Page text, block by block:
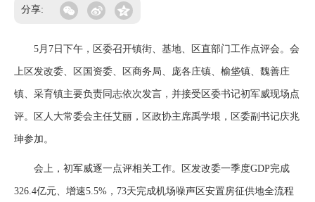
分享:
5月7日下午，区委召开镇街、基地、区直部门工作点评会。会
上区发改委、区国资委、区商务局、庞各庄镇、榆垡镇、魏善庄
镇、采育镇主要负责同志依次发言，并接受区委书记初军威现场点
评。区人大常委会主任艾丽，区政协主席禹学垠，区委副书记庆兆
珅参加。
会上，初军威逐一点评相关工作。区发改委一季度GDP完成
326.4亿元、增速5.5%，73天完成机场噪声区安置房征供地全流程